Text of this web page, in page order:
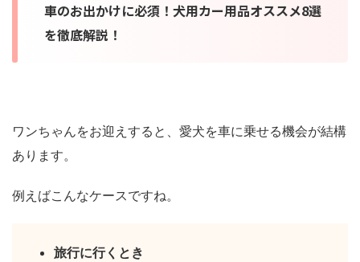
車のお出かけに必須！犬用カー用品オススメ8選
を徹底解説！
ワンちゃんをお迎えすると、愛犬を車に乗せる機会が結構
あります。
例えばこんなケースですね。
旅行に行くとき